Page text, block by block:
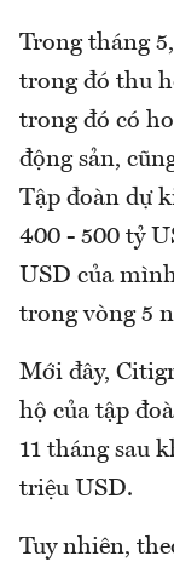
Trong tháng
trong đó thu
trong đó có
động sản,
Tập đoàn dự
400 - 500 tỷ
USD của
trong vòng 5
Mới đây,
hộ của tập
11 tháng sau
triệu USD.
Tuy nhiên,